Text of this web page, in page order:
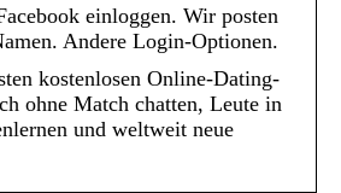
einloggen. Wir posten
Andere Login-Optionen.
kostenlosen Online-Dating-
ohne Match chatten, Leute in
und weltweit neue